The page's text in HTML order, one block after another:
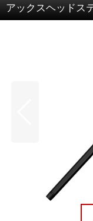
アックスヘッドス